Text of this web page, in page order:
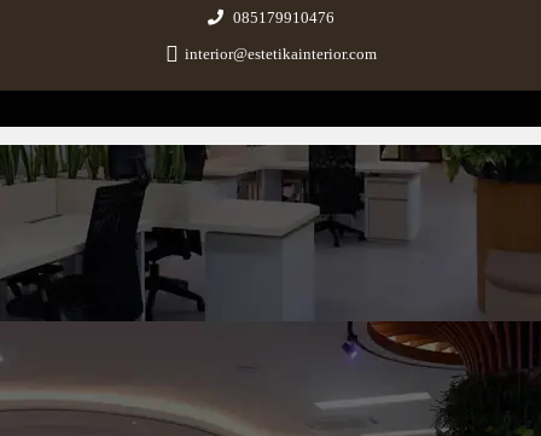
085179910476
interior@estetikainterior.com
Estetika Interior
Design & Build Consultant